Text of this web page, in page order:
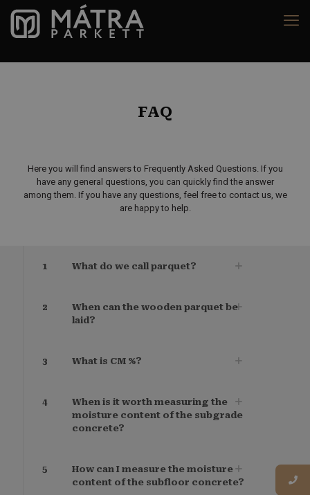
FAQ
Here you will find answers to Frequently Asked Questions. If you
have any general questions, you can quickly find the answer
among them. If you have any questions, feel free to contact us, we
are happy to help.
1 What do we call parquet?
2
When can the wooden parquet be
laid?
3 What is CM %?
4
When is it worth measuring the
moisture content of the subgrade
concrete?
5
How can I measure the moisture
content of the subfloor concrete?